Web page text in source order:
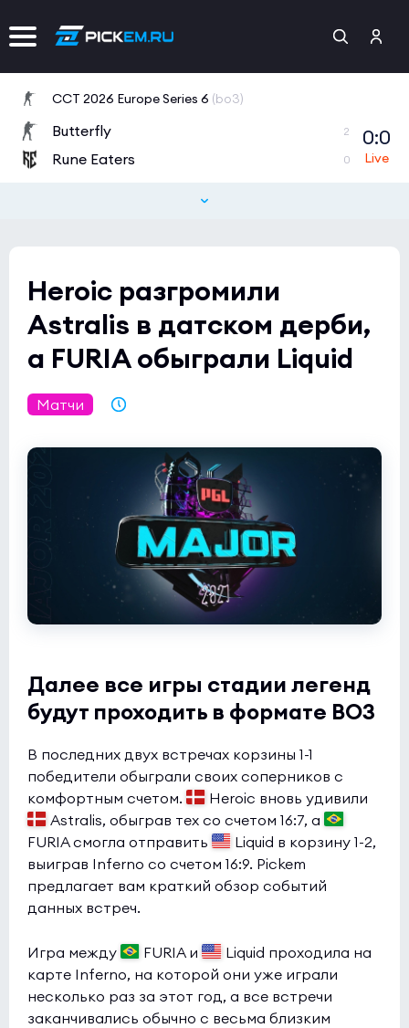
CCT 2026 Europe Series 6 (bo3)
Butterfly 2
Rune Eaters 0
0:0
Heroic разгромили
Astralis в датском дерби,
а FURIA обыграли Liquid
Матчи
Далее все игры стадии легенд
будут проходить в формате BO3
В последних двух встречах корзины 1-1
победители обыграли своих соперников с
комфортным счетом.
Heroic вновь удивили
Astralis, обыграв тех со счетом 16:7, а
FURIA смогла отправить
Liquid в корзину 1-2,
выиграв Inferno со счетом 16:9. Pickem
предлагает вам краткий обзор событий
данных встреч.
Игра между FURIA и
Liquid проходила на
карте Inferno, на которой они уже играли
несколько раз за этот год, а все встречи
заканчивались обычно с весьма близким